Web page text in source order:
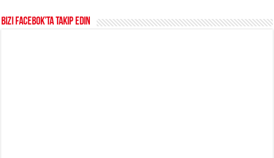
Bizi Facebok’ta takip edin